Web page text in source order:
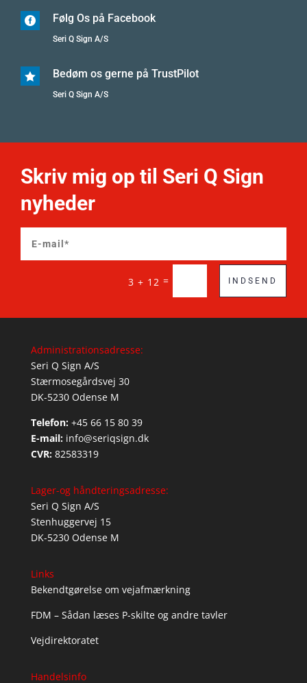
 Følg Os på Facebook
Seri Q Sign A/S
 Bedøm os gerne på TrustPilot
Seri Q Sign A/S
Skriv mig op til Seri Q Sign
nyheder
3 + 12 = INDSEND
Administrationsadresse:
Seri Q Sign A/S
Stærmosegårdsvej 30
DK-5230 Odense M
Telefon: +45 66 15 80 39
E-mail: info@seriqsign.dk
CVR: 82583319
Lager-og håndteringsadresse:
Seri Q Sign A/S
Stenhuggervej 15
DK-5230 Odense M
Links
Bekendtgørelse om vejafmærkning
FDM – Sådan læses P-skilte og andre tavler
Vejdirektoratet
Handelsinfo